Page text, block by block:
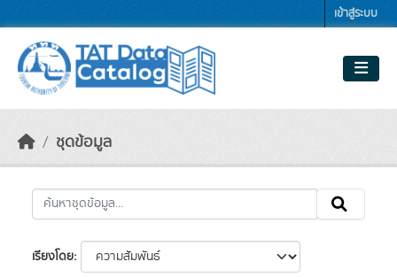
เข้าสู่ระบบ
ชุดข้อมูล
เรียงโดย